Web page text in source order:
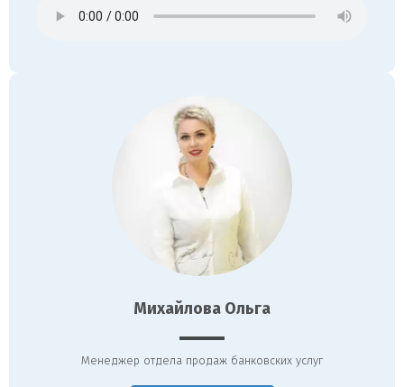
Михайлова Ольга
Менеджер отдела продаж банковских услуг